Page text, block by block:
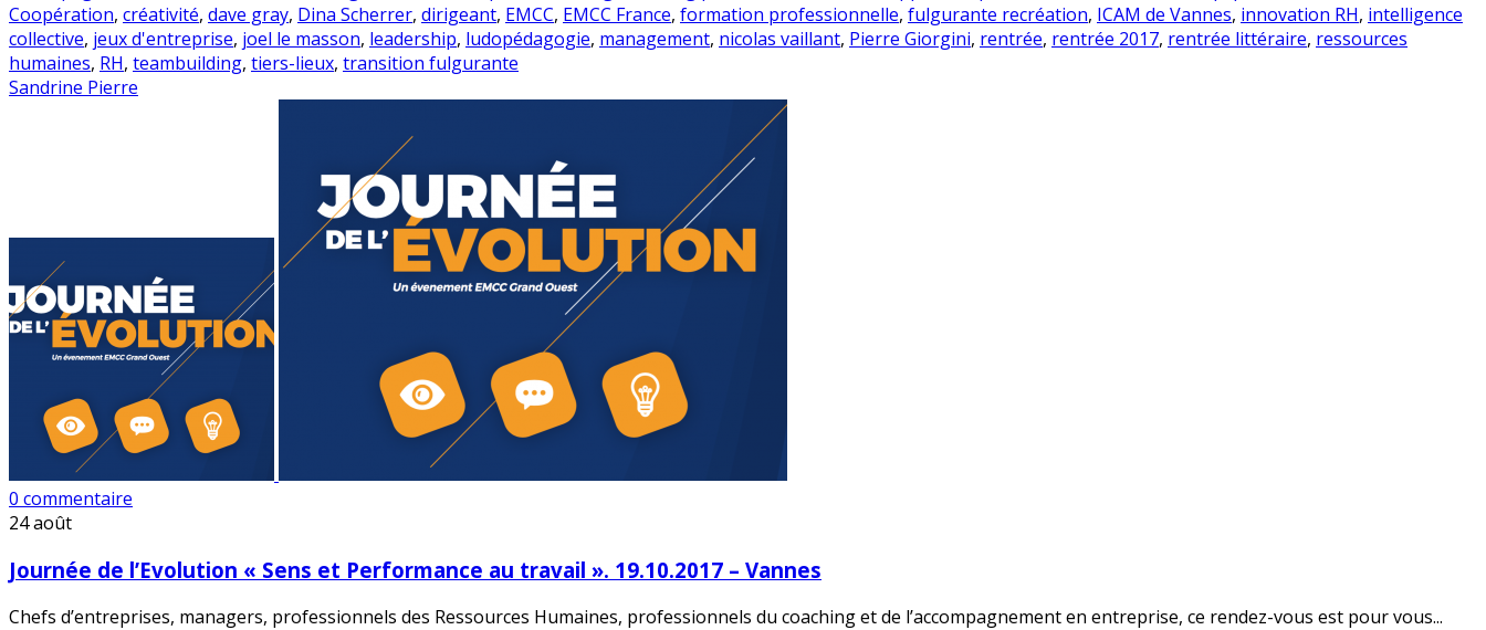
Coopération, créativité, dave gray, Dina Scherrer, dirigeant, EMCC, EMCC France, formation professionnelle, fulgurante recréation, ICAM de Vannes, innovation RH, intelligence
collective, jeux d'entreprise, joel le masson, leadership, ludopédagogie, management, nicolas vaillant, Pierre Giorgini, rentrée, rentrée 2017, rentrée littéraire, ressources
humaines, RH, teambuilding, tiers-lieux, transition fulgurante
Sandrine Pierre
0 commentaire
24août
Journée de l’Evolution « Sens et Performance au travail ». 19.10.2017 – Vannes
Chefs d’entreprises, managers, professionnels des Ressources Humaines, professionnels du coaching et de l’accompagnement en entreprise, ce rendez-vous est pour vous...